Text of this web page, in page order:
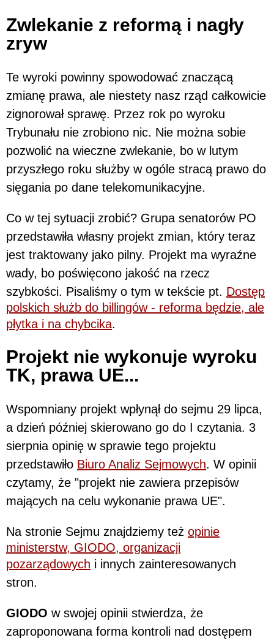
Zwlekanie z reformą i nagły
zryw
Te wyroki powinny spowodować znaczącą
zmianę prawa, ale niestety nasz rząd całkowicie
zignorował sprawę. Przez rok po wyroku
Trybunału nie zrobiono nic. Nie można sobie
pozwolić na wieczne zwlekanie, bo w lutym
przyszłego roku służby w ogóle stracą prawo do
sięgania po dane telekomunikacyjne.
Co w tej sytuacji zrobić? Grupa senatorów PO
przedstawiła własny projekt zmian, który teraz
jest traktowany jako pilny. Projekt ma wyraźne
wady, bo poświęcono jakość na rzecz
szybkości. Pisaliśmy o tym w tekście pt. Dostęp
polskich służb do billingów - reforma będzie, ale
płytka i na chybcika.
Projekt nie wykonuje wyroku
TK, prawa UE...
Wspomniany projekt wpłynął do sejmu 29 lipca,
a dzień później skierowano go do I czytania. 3
sierpnia opinię w sprawie tego projektu
przedstawiło Biuro Analiz Sejmowych. W opinii
czytamy, że "projekt nie zawiera przepisów
mających na celu wykonanie prawa UE".
Na stronie Sejmu znajdziemy też opinie
ministerstw, GIODO, organizacji
pozarządowych i innych zainteresowanych
stron.
GIODO w swojej opinii stwierdza, że
zaproponowana forma kontroli nad dostępem